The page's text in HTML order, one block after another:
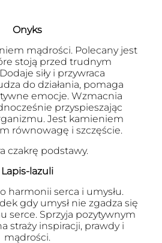
Onyks
mądrości. Polecany jest
stoją przed trudnym
siły i przywraca
do działania, pomaga
emocje. Wzmacnia
przyspieszając
Jest kamieniem
równowagę i szczęście.
czakrę podstawy.
Lapis-lazuli
harmonii serca i umysłu.
gdy umysł nie zgadza się
serce. Sprzyja pozytywnym
straży inspiracji, prawdy i
mądrości.